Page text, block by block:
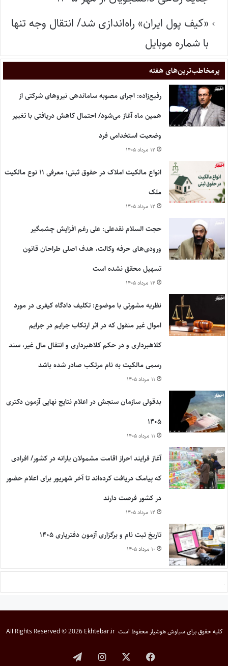
«کیف پول ایران» راه‌اندازی شد/ انتقال وجه تنها
با شماره موبایل
پر‌مخاطب‌ترین‌های هفته
رفیع‌زاده: اجرای مصوبه ساماندهی نیروهای شرکتی از
همین ماه آغاز می‌شود/ احتمال کاهش دریافتی با تغییر
وضعیت استخدامی فرد
۱۲ مرداد ۱۴۰۵
انواع مالکیت املاک در حقوق ثبتی؛ معرفی ۱۱ نوع مالکیت
ملک
۱۲ مرداد ۱۴۰۵
حجت السلام نقدعلی: علی رغم افزایش چشمگیر
ورودی‌های حرفه وکالت، هدف اصلی طراحان قانون
تسهیل محقق نشده است
۱۴ مرداد ۱۴۰۵
نظریه مشورتی با موضوع: تکلیف دادگاه کیفری در مورد
اموال غیر منقول که در اثر ارتکاب جرایم در جرایم
کلاهبرداری و در حکم کلاهبرداری و انتقال مال غیر، سند
رسمی مالکیت به نام مرتکب صادر شده باشد
۱۱ مرداد ۱۴۰۵
بدقولی سازمان سنجش در اعلام نتایج نهایی آزمون دکتری
۱۴۰۵
۱۱ مرداد ۱۴۰۵
آغاز فرایند احراز اقامت مشمولان یارانه در کشور/ افرادی
که پیامک دریافت کرده‌اند تا آخر شهریور برای اعلام حضور
در کشور فرصت دارند
۱۴ مرداد ۱۴۰۵
تاریخ ثبت نام و برگزاری آزمون دفتریاری ۱۴۰۵
۱۰ مرداد ۱۴۰۵
کلیه حقوق برایسیاوش هوشیار محفوظ است All Rights Reserved © 2026 Ekhtebar.ir